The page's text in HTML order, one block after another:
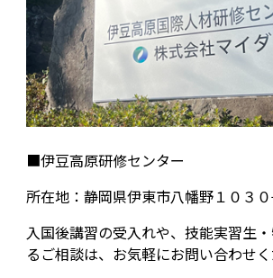
■伊豆高原研修センター
所在地：静岡県伊東市八幡野１０３
入国後講習の受入れや、技能実習生
るご相談は、お気軽にお問い合わせく